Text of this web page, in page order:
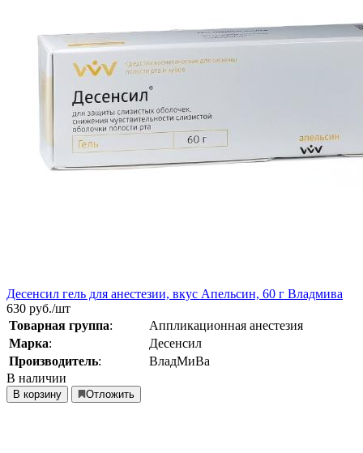
Десенсил гель для анестезии, вкус Апельсин, 60 г Владмива
630 руб./шт
Товарная группа:
Аппликационная анестезия
Марка:
Десенсил
Производитель:
ВладМиВа
В наличии
В корзину Отложить